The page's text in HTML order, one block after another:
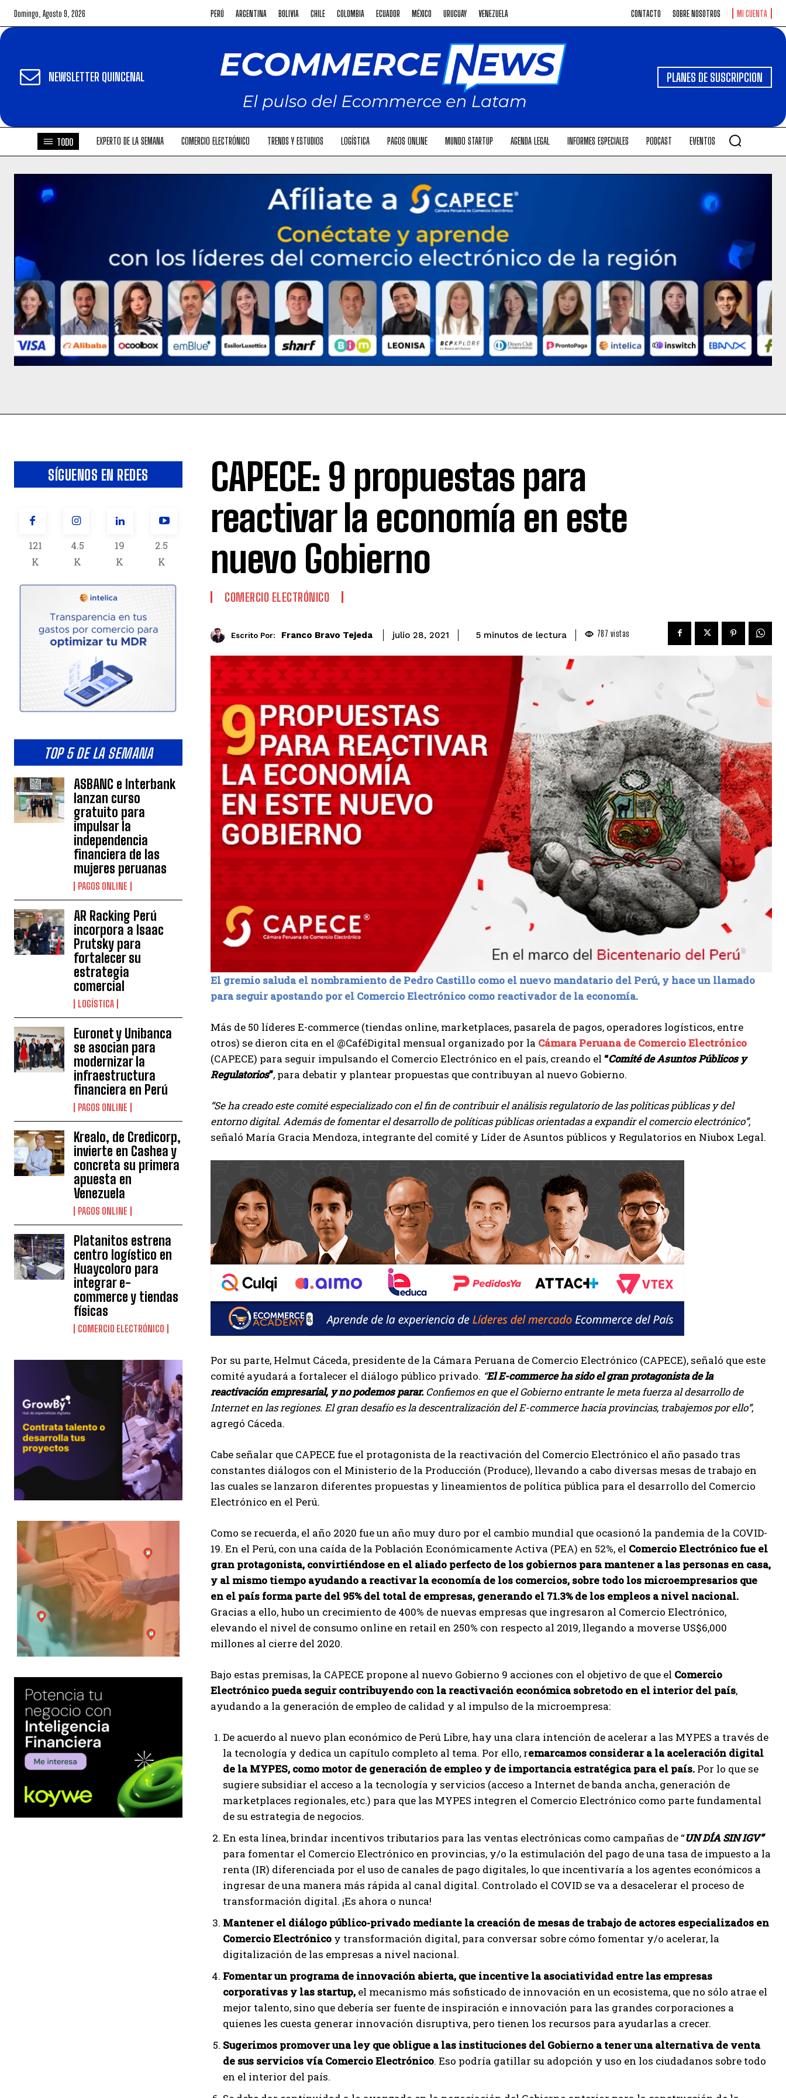
Domingo, Agosto 9, 2026 PERÚ ARGENTINA BOLIVIA CHILE COLOMBIA ECUADOR MÉXICO URUGUAY VENEZUELA CONTACTO SOBRE NOSOTROS MI CUENTA
NEWSLETTER QUINCENAL PLANES DE SUSCRIPCION
TODO EXPERTO DE LA SEMANA COMERCIO ELECTRÓNICO TRENDS Y ESTUDIOS LOGÍSTICA PAGOS ONLINE MUNDO STARTUP AGENDA LEGAL INFORMES ESPECIALES PODCAST EVENTOS
SÍGUENOS EN REDES
121
K
4.5
K
19
K
2.5
K
TOP 5 DE LA SEMANA
ASBANC e Interbank
lanzan curso
gratuito para
impulsar la
independencia
financiera de las
mujeres peruanas
PAGOS ONLINE
AR Racking Perú
incorpora a Isaac
Prutsky para
fortalecer su
estrategia
comercial
LOGÍSTICA
Euronet y Unibanca
se asocian para
modernizar la
infraestructura
financiera en Perú
PAGOS ONLINE
Krealo, de Credicorp,
invierte en Cashea y
concreta su primera
apuesta en
Venezuela
PAGOS ONLINE
Platanitos estrena
centro logístico en
Huaycoloro para
integrar e-
commerce y tiendas
físicas
COMERCIO ELECTRÓNICO
CAPECE: 9 propuestas para
reactivar la economía en este
nuevo Gobierno
COMERCIO ELECTRÓNICO
Escrito Por: Franco Bravo Tejeda julio 28, 2021 5 minutos de lectura 787 vistas
El gremio saluda el nombramiento de Pedro Castillo como el nuevo mandatario del Perú, y hace un llamado
para seguir apostando por el Comercio Electrónico como reactivador de la economía.
Más de 50 líderes E-commerce (tiendas online, marketplaces, pasarela de pagos, operadores logísticos, entre
otros) se dieron cita en el @CaféDigital mensual organizado por la Cámara Peruana de Comercio Electrónico
(CAPECE) para seguir impulsando el Comercio Electrónico en el país, creando el “Comité de Asuntos Públicos y
Regulatorios”, para debatir y plantear propuestas que contribuyan al nuevo Gobierno.
“Se ha creado este comité especializado con el fin de contribuir el análisis regulatorio de las políticas públicas y del
entorno digital. Además de fomentar el desarrollo de políticas públicas orientadas a expandir el comercio electrónico”,
señaló María Gracia Mendoza, integrante del comité y Líder de Asuntos públicos y Regulatorios en Niubox Legal.
Por su parte, Helmut Cáceda, presidente de la Cámara Peruana de Comercio Electrónico (CAPECE), señaló que este
comité ayudará a fortalecer el diálogo público privado. “El E-commerce ha sido el gran protagonista de la
reactivación empresarial, y no podemos parar. Confiemos en que el Gobierno entrante le meta fuerza al desarrollo de
Internet en las regiones. El gran desafío es la descentralización del E-commerce hacia provincias, trabajemos por ello”,
agregó Cáceda.
Cabe señalar que CAPECE fue el protagonista de la reactivación del Comercio Electrónico el año pasado tras
constantes diálogos con el Ministerio de la Producción (Produce), llevando a cabo diversas mesas de trabajo en
las cuales se lanzaron diferentes propuestas y lineamientos de política pública para el desarrollo del Comercio
Electrónico en el Perú.
Como se recuerda, el año 2020 fue un año muy duro por el cambio mundial que ocasionó la pandemia de la COVID-
19. En el Perú, con una caída de la Población Económicamente Activa (PEA) en 52%, el Comercio Electrónico fue el
gran protagonista, convirtiéndose en el aliado perfecto de los gobiernos para mantener a las personas en casa,
y al mismo tiempo ayudando a reactivar la economía de los comercios, sobre todo los microempresarios que
en el país forma parte del 95% del total de empresas, generando el 71.3% de los empleos a nivel nacional.
Gracias a ello, hubo un crecimiento de 400% de nuevas empresas que ingresaron al Comercio Electrónico,
elevando el nivel de consumo online en retail en 250% con respecto al 2019, llegando a moverse US$6,000
millones al cierre del 2020.
Bajo estas premisas, la CAPECE propone al nuevo Gobierno 9 acciones con el objetivo de que el Comercio
Electrónico pueda seguir contribuyendo con la reactivación económica sobretodo en el interior del país,
ayudando a la generación de empleo de calidad y al impulso de la microempresa:
De acuerdo al nuevo plan económico de Perú Libre, hay una clara intención de acelerar a las MYPES a través de
la tecnología y dedica un capítulo completo al tema. Por ello, remarcamos considerar a la aceleración digital
de la MYPES, como motor de generación de empleo y de importancia estratégica para el país. Por lo que se
sugiere subsidiar el acceso a la tecnología y servicios (acceso a Internet de banda ancha, generación de
marketplaces regionales, etc.) para que las MYPES integren el Comercio Electrónico como parte fundamental
de su estrategia de negocios.
En esta línea, brindar incentivos tributarios para las ventas electrónicas como campañas de “UN DÍA SIN IGV”
para fomentar el Comercio Electrónico en provincias, y/o la estimulación del pago de una tasa de impuesto a la
renta (IR) diferenciada por el uso de canales de pago digitales, lo que incentivaría a los agentes económicos a
ingresar de una manera más rápida al canal digital. Controlado el COVID se va a desacelerar el proceso de
transformación digital. ¡Es ahora o nunca!
Mantener el diálogo público-privado mediante la creación de mesas de trabajo de actores especializados en
Comercio Electrónico y transformación digital, para conversar sobre cómo fomentar y/o acelerar, la
digitalización de las empresas a nivel nacional.
Fomentar un programa de innovación abierta, que incentive la asociatividad entre las empresas
corporativas y las startup, el mecanismo más sofisticado de innovación en un ecosistema, que no sólo atrae el
mejor talento, sino que debería ser fuente de inspiración e innovación para las grandes corporaciones a
quienes les cuesta generar innovación disruptiva, pero tienen los recursos para ayudarlas a crecer.
Sugerimos promover una ley que obligue a las instituciones del Gobierno a tener una alternativa de venta
de sus servicios vía Comercio Electrónico. Eso podría gatillar su adopción y uso en los ciudadanos sobre todo
en el interior del país.